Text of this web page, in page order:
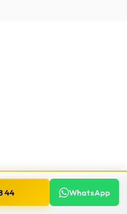
44 WhatsApp